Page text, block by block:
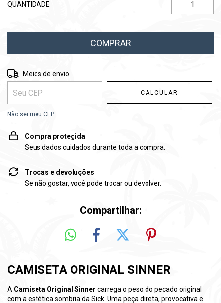
QUANTIDADE
Entregas para o CEP:
Meios de envio
CALCULAR
Não sei meu CEP
Compra protegida
Seus dados cuidados durante toda a compra.
Trocas e devoluções
Se não gostar, você pode trocar ou devolver.
Compartilhar:
CAMISETA ORIGINAL SINNER
A Camiseta Original Sinner carrega o peso do pecado original
com a estética sombria da Sick. Uma peça direta, provocativa e